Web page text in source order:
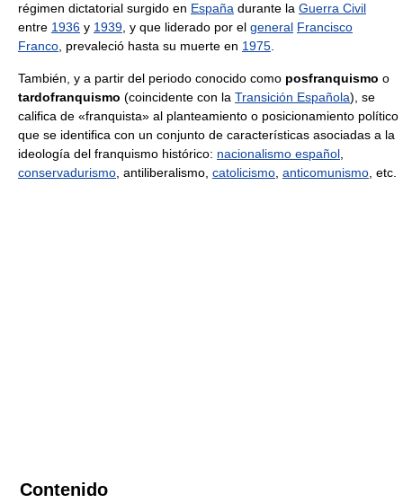
régimen dictatorial surgido en España durante la Guerra Civil
entre 1936 y 1939 , y que liderado por el general Francisco
Franco , prevaleció hasta su muerte en 1975
También, y a partir del periodo conocido como posfranquismo o
tardofranquismo (coincidente con la Transición Española), se
califica de «franquista» al planteamiento o posicionamiento político
que se identifica con un conjunto de características asociadas a la
ideología del franquismo histórico: nacionalismo español
conservadurismo , antiliberalismo, catolicismo anticomunismo , etc.
Contenido